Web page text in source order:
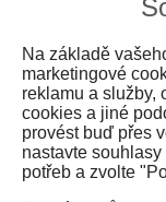
Na základě
marketingové
reklamu a služby,
cookies a jiné
provést buď přes
nastavte
potřeb a zvolte
se
stranami
přímo
Přehled